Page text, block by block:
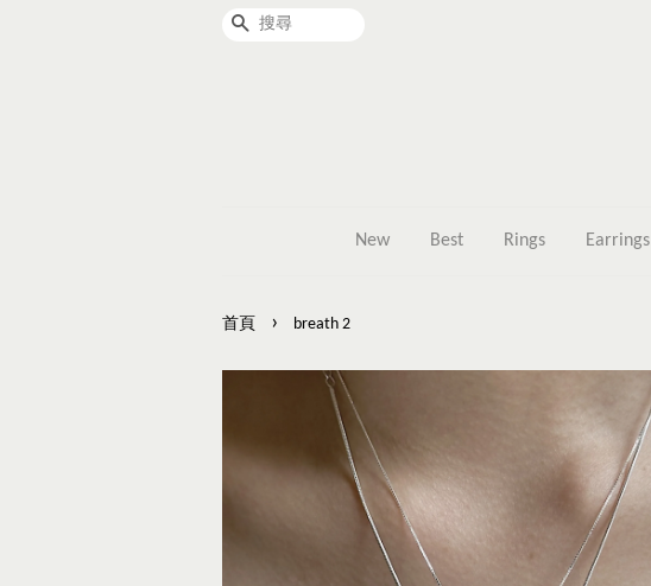
搜尋
New Best Rings Earrings
首頁 › breath 2